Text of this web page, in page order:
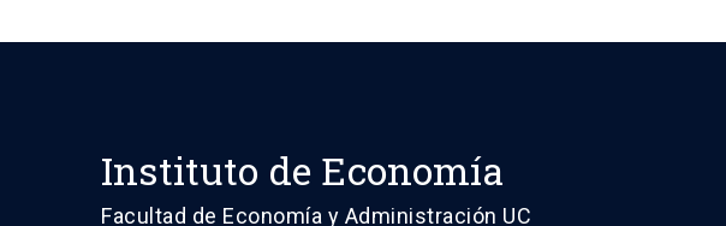
Instituto de Economía
Facultad de Economía y Administración UC